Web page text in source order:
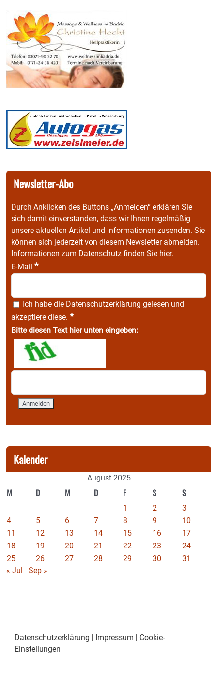
Newsletter-Abo
Durch Anklicken des Buttons „Anmelden“ erklären Sie
sich damit einverstanden, dass wir Ihnen regelmäßig
unsere aktuellen Artikel und Informationen zusenden. Sie
können sich jederzeit von diesem Newsletter abmelden.
Informationen zum Datenschutz finden Sie hier.
E-Mail *
Ich habe die Datenschutzerklärung gelesen und
akzeptiere diese. *
Bitte diesen Text hier unten eingeben:
Kalender
August 2025
M D M D F S S
1 2
3
4
5 6 7 8 9
10
11
12 13 14 15 16
17
18
19 20 21 22 23
24
25
26 27 28 29 30
31
« Jul
Sep »
Datenschutzerklärung | Impressum | Cookie-
Einstellungen